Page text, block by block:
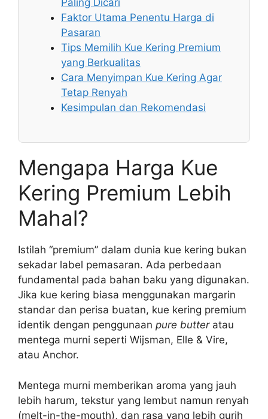
Faktor Utama Penentu Harga di
Pasaran
Tips Memilih Kue Kering Premium
yang Berkualitas
Cara Menyimpan Kue Kering Agar
Tetap Renyah
Kesimpulan dan Rekomendasi
Mengapa Harga Kue
Kering Premium Lebih
Mahal?
Istilah “premium” dalam dunia kue kering bukan
sekadar label pemasaran. Ada perbedaan
fundamental pada bahan baku yang digunakan.
Jika kue kering biasa menggunakan margarin
standar dan perisa buatan, kue kering premium
identik dengan penggunaan pure butteratau
mentega murni seperti Wijsman, Elle & Vire,
atau Anchor.
Mentega murni memberikan aroma yang jauh
lebih harum, tekstur yang lembut namun renyah
(melt-in-the-mouth), dan rasa yang lebih gurih